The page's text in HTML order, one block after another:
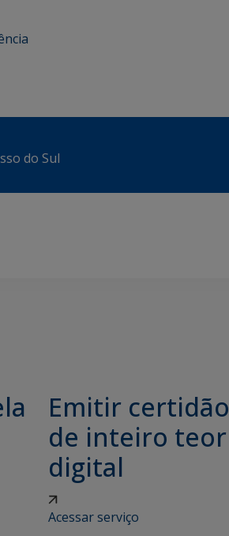
do Sul
Emitir certidão
de inteiro teor
digital
Acessar serviço